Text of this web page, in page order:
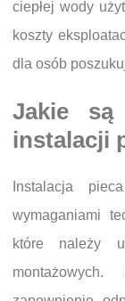
ciepłej wody
koszty
dla osób
Jakie są
instalacji
Instalacja
wymaganiami
które należy